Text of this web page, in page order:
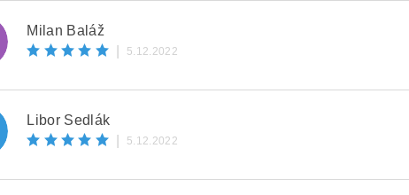
Milan Baláž
5.12.2022
Libor Sedlák
5.12.2022